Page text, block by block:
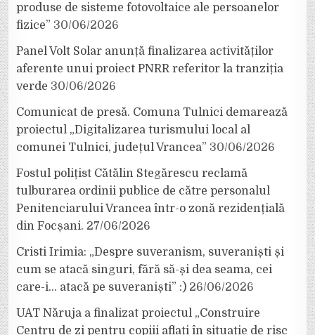
produse de sisteme fotovoltaice ale persoanelor
fizice” 30/06/2026
Panel Volt Solar anunță finalizarea activităților
aferente unui proiect PNRR referitor la tranziția
verde 30/06/2026
Comunicat de presă. Comuna Tulnici demarează
proiectul „Digitalizarea turismului local al
comunei Tulnici, județul Vrancea” 30/06/2026
Fostul polițist Cătălin Stegărescu reclamă
tulburarea ordinii publice de către personalul
Penitenciarului Vrancea într-o zonă rezidențială
din Focșani. 27/06/2026
Cristi Irimia: „Despre suveranism, suveraniști și
cum se atacă singuri, fără să-și dea seama, cei
care-i… atacă pe suveraniști” :) 26/06/2026
UAT Năruja a finalizat proiectul „Construire
Centru de zi pentru copiii aflați în situație de risc